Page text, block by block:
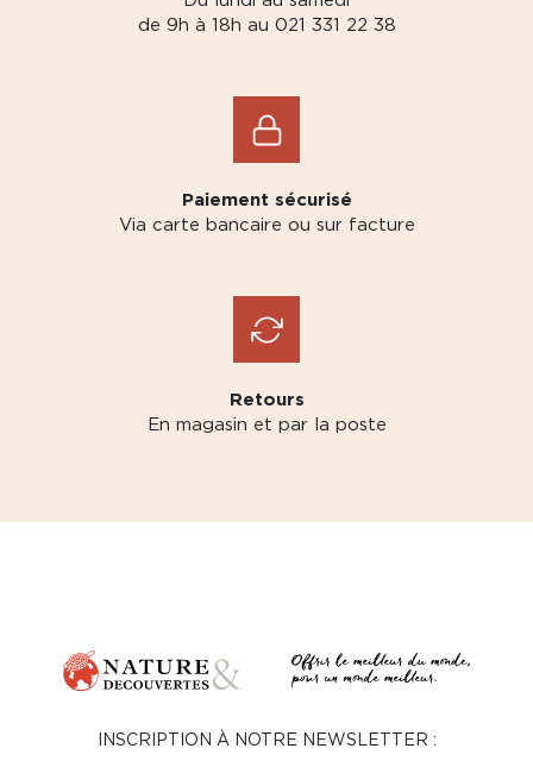
de 9h à 18h au 021 331 22 38
Paiement sécurisé
Via carte bancaire ou sur facture
Retours
En magasin et par la poste
INSCRIPTION À NOTRE NEWSLETTER :